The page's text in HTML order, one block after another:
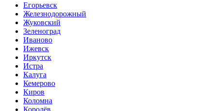
Егорьевск
Железнодорожный
Жуковский
Зеленоград
Иваново
Ижевск
Иркутск
Истра
Калуга
Кемерово
Киров
Коломна
Королёв